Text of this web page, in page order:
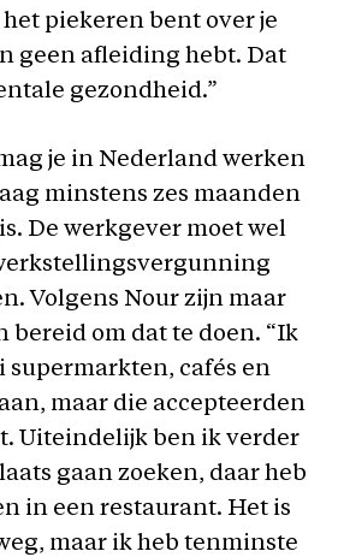
piekeren bent over je
geen afleiding hebt. Dat
gezondheid.”
je in Nederland werken
minstens zes maanden
De werkgever moet wel
Volgens Nour zijn maar
bereid om dat te doen. “Ik
supermarkten, cafés en
maar die accepteerden
Uiteindelijk ben ik verder
gaan zoeken, daar heb
in een restaurant. Het is
maar ik heb tenminste